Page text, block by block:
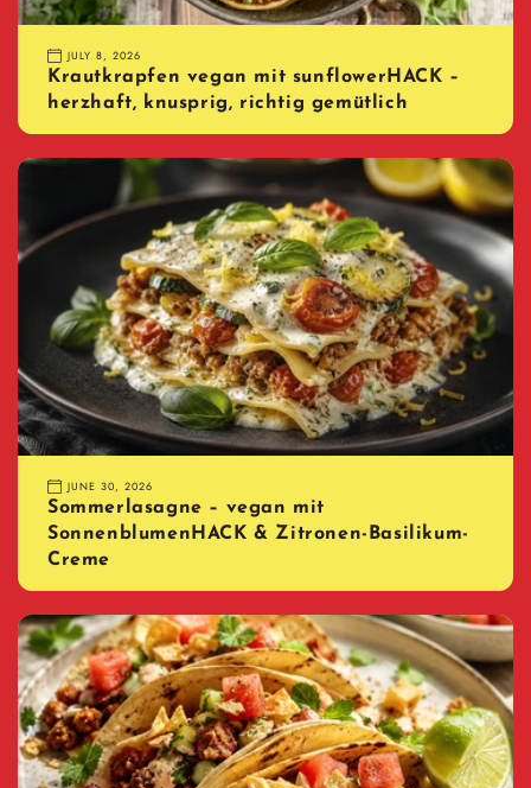
JULY 8, 2026
Krautkrapfen vegan mit sunflowerHACK –
herzhaft, knusprig, richtig gemütlich
JUNE 30, 2026
Sommerlasagne – vegan mit
SonnenblumenHACK & Zitronen-Basilikum-
Creme